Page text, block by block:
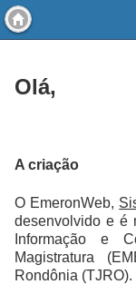
Olá,
A criação
O EmeronWeb,
desenvolvido e é
Informação e
Magistratura
Rondônia (TJRO).